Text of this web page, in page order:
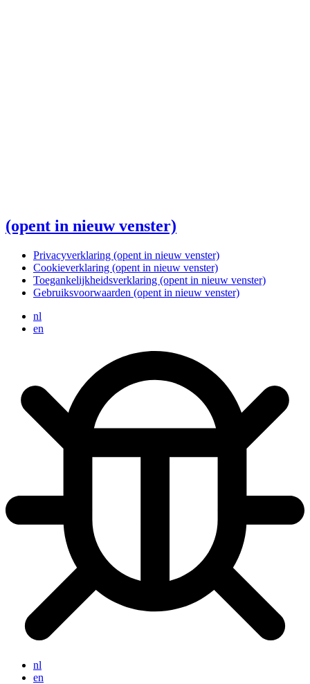
(opent in nieuw venster)
Privacyverklaring (opent in nieuw venster)
Cookieverklaring (opent in nieuw venster)
Toegankelijkheidsverklaring (opent in nieuw venster)
Gebruiksvoorwaarden (opent in nieuw venster)
nl
en
nl
en